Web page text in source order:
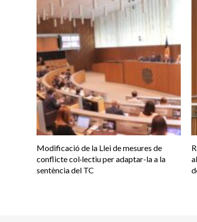
Modificació de la Llei de mesures de
conflicte col·lectiu per adaptar-la a la
sentència del TC